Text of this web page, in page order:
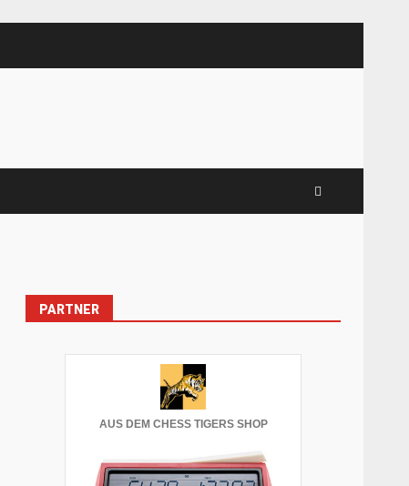
PARTNER
AUS DEM CHESS TIGERS SHOP